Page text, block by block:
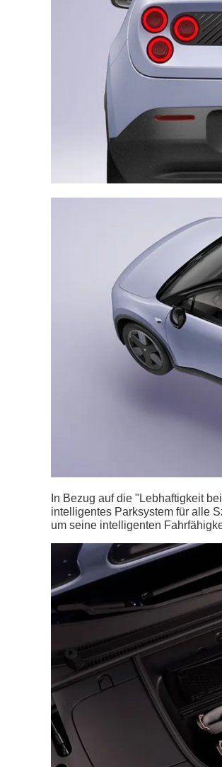
In Bezug auf die "Lebhaftigkeit
intelligentes Parksystem für alle
um seine intelligenten